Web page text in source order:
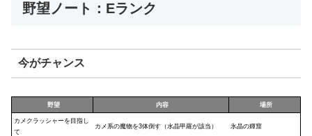
野望ノート：Eランク
今がチャンス
野望 内容 場所
カメクラッシャーを目指し
て
カメ系の魔物を3体倒す（水晶甲羅が該当） 氷晶の輝窟